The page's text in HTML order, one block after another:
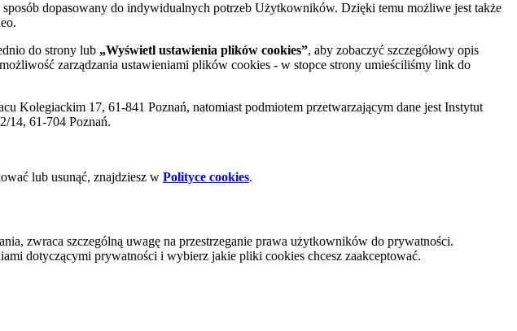
dopasowany do indywidualnych potrzeb Użytkowników. Dzięki temu możliwe jest także
do strony lub „Wyświetl ustawienia plików cookies”, aby zobaczyć szczegółowy opis
zarządzania ustawieniami plików cookies - w stopce strony umieściliśmy link do
Kolegiackim 17, 61-841 Poznań, natomiast podmiotem przetwarzającym dane jest Instytut
14, 61-704 Poznań.
lub usunąć, znajdziesz w Polityce cookies.
zwraca szczególną uwagę na przestrzeganie prawa użytkowników do prywatności.
dotyczącymi prywatności i wybierz jakie pliki cookies chcesz zaakceptować.